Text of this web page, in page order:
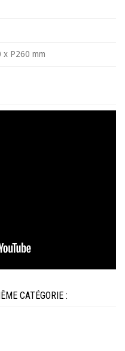
x P260 mm
CATÉGORIE :